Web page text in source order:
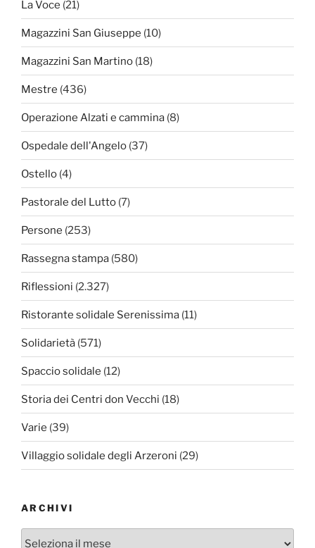
La Voce (21)
Magazzini San Giuseppe (10)
Magazzini San Martino (18)
Mestre (436)
Operazione Alzati e cammina (8)
Ospedale dell'Angelo (37)
Ostello (4)
Pastorale del Lutto (7)
Persone (253)
Rassegna stampa (580)
Riflessioni (2.327)
Ristorante solidale Serenissima (11)
Solidarietà (571)
Spaccio solidale (12)
Storia dei Centri don Vecchi (18)
Varie (39)
Villaggio solidale degli Arzeroni (29)
ARCHIVI
Archivi